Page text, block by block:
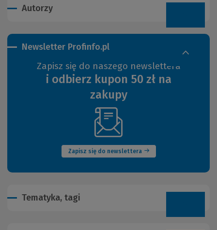
Autorzy
Newsletter Profinfo.pl
Zapisz się do naszego newslettera
i odbierz kupon 50 zł na
zakupy
Zapisz się do newslettera
(Nowe
okno)
Tematyka, tagi